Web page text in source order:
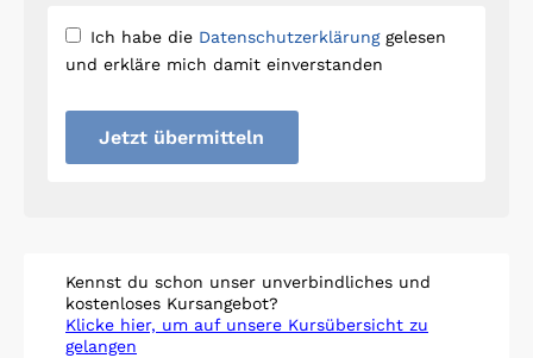
Ich habe die Datenschutzerklärunggelesen
und erkläre mich damit einverstanden
Jetzt übermitteln
Kennst du schon unser unverbindliches und
kostenloses Kursangebot?
Klicke hier, um auf unsere Kursübersicht zu
gelangen